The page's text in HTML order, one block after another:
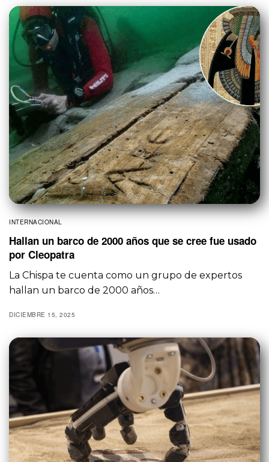
INTERNACIONAL
Hallan un barco de 2000 años que se cree fue usado
por Cleopatra
La Chispa te cuenta como un grupo de expertos
hallan un barco de 2000 años…
DICIEMBRE 15, 2025